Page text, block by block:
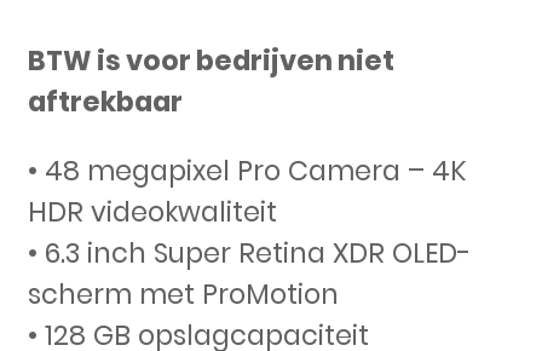
BTW is voor bedrijven niet
aftrekbaar
• 48 megapixel Pro Camera – 4K
HDR videokwaliteit
• 6.3 inch Super Retina XDR OLED-
scherm met ProMotion
• 128 GB opslagcapaciteit